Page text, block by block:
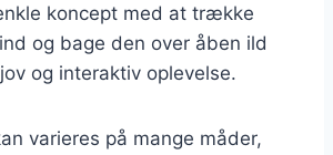
koncept med at trække
og bage den over åben ild
og interaktiv oplevelse.
varieres på mange måder,